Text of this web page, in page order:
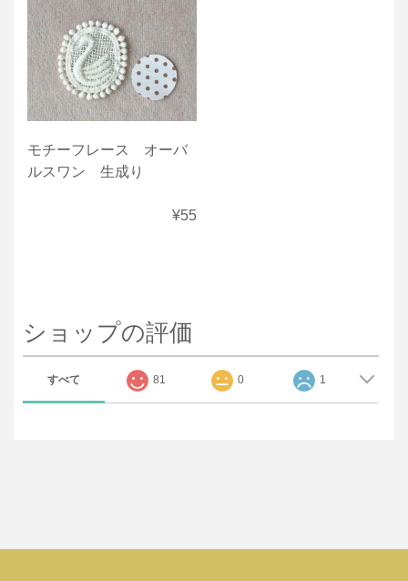
モチーフレース オーバ
ルスワン 生成り
¥55
ショップの評価
すべて 81 0 1